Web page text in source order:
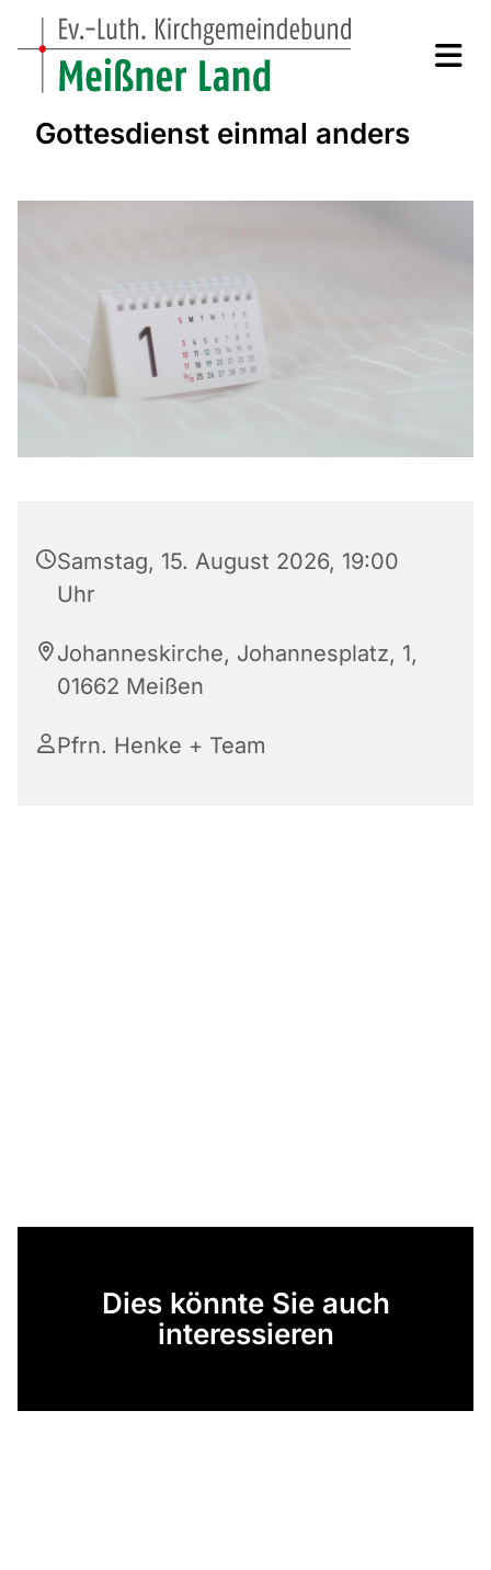
Gottesdienst einmal anders
Samstag, 15. August 2026, 19:00
Uhr
Johanneskirche, Johannesplatz, 1,
01662 Meißen
Pfrn. Henke + Team
Dies könnte Sie auch
interessieren